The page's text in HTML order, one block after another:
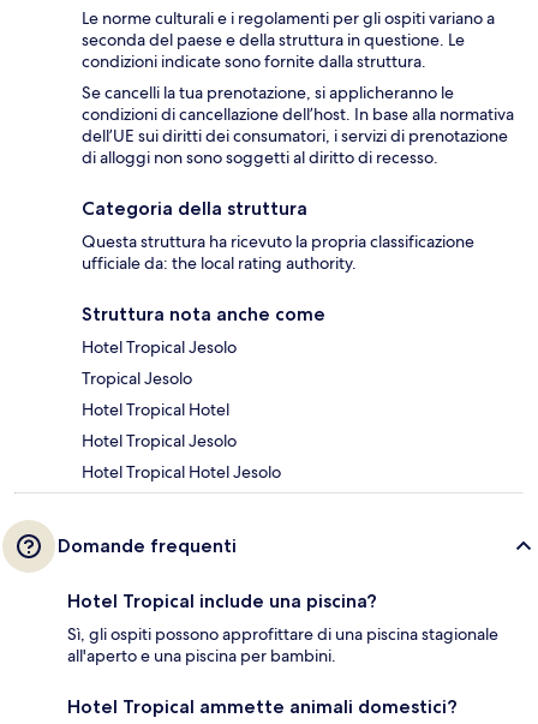
Le norme culturali e i regolamenti per gli ospiti variano a
seconda del paese e della struttura in questione. Le
condizioni indicate sono fornite dalla struttura.
Se cancelli la tua prenotazione, si applicheranno le
condizioni di cancellazione dell’host. In base alla normativa
dell’UE sui diritti dei consumatori, i servizi di prenotazione
di alloggi non sono soggetti al diritto di recesso.
Categoria della struttura
Questa struttura ha ricevuto la propria classificazione
ufficiale da: the local rating authority.
Struttura nota anche come
Hotel Tropical Jesolo
Tropical Jesolo
Hotel Tropical Hotel
Hotel Tropical Jesolo
Hotel Tropical Hotel Jesolo
Domande frequenti
Hotel Tropical include una piscina?
Sì, gli ospiti possono approfittare di una piscina stagionale
all'aperto e una piscina per bambini.
Hotel Tropical ammette animali domestici?